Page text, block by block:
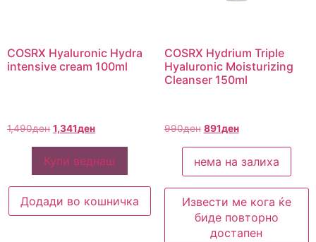
COSRX Hyaluronic Hydra
intensive cream 100ml
1,490ден 1,341ден
Купи веднаш
Додади во кошничка
COSRX Hydrium Triple
Hyaluronic Moisturizing
Cleanser 150ml
990ден 891ден
нема на залиха
Извести ме кога ќе
биде повторно
достапен